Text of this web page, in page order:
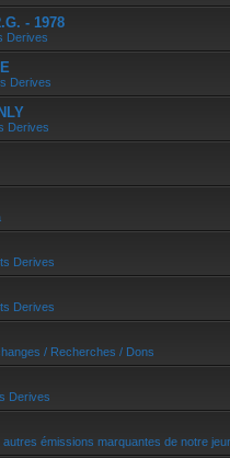
- 1978
Derives
Derives
Derives
Derives
Derives
/ Recherches / Dons
Derives
autres émissions marquantes de notre